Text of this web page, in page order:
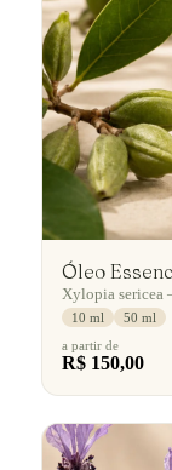
Óleo
Xylopia sericea
10 ml
50 ml
a partir de
R$ 150,00